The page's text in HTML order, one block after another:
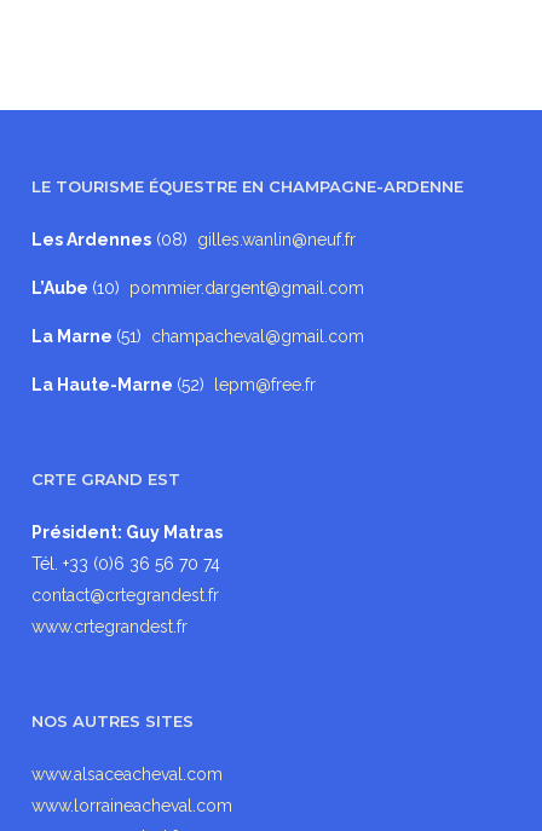
LE TOURISME ÉQUESTRE EN CHAMPAGNE-ARDENNE
Les Ardennes (08) gilles.wanlin@neuf.fr
L’Aube (10) pommier.dargent@gmail.com
La Marne (51) champacheval@gmail.com
La Haute-Marne (52) lepm@free.fr
CRTE GRAND EST
Président: Guy Matras
Tél. +33 (0)6 36 56 70 74
contact@crtegrandest.fr
www.crtegrandest.fr
NOS AUTRES SITES
www.alsaceacheval.com
www.lorraineacheval.com